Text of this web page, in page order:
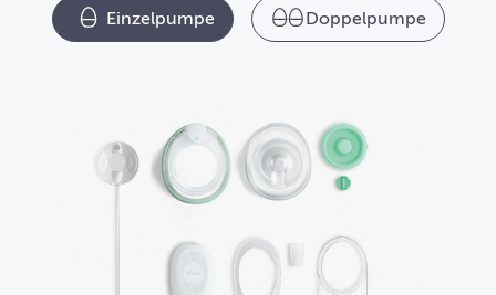
Einzelpumpe Doppelpumpe